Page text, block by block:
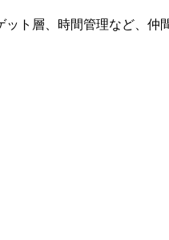
ト層、時間管理など、仲